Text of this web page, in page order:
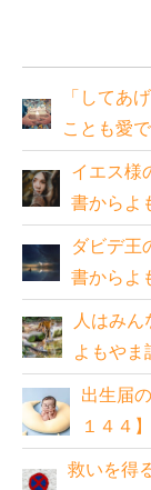
「してあ
ことも愛
イエス様
書からよ
ダビデ王
書からよ
人はみん
よもやま
出生届
１４４】
救いを得